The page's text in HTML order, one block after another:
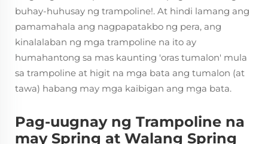
buhay-huhusay ng trampoline!. At hindi lamang ang
pamamahala ang nagpapatakbo ng pera, ang
kinalalaban ng mga trampoline na ito ay
humahantong sa mas kaunting 'oras tumalon' mula
sa trampoline at higit na mga bata ang tumalon (at
tawa) habang may mga kaibigan ang mga bata.
Pag-uugnay ng Trampoline na
may Spring at Walang Spring